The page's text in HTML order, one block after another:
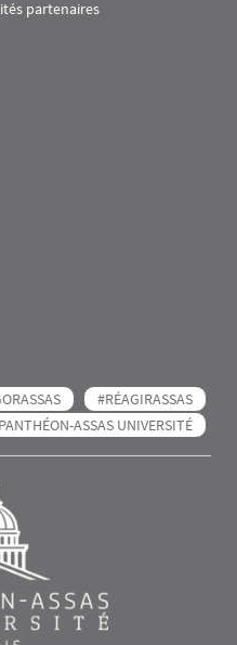
partenaires
#RÉAGIRASSAS
ASSAS UNIVERSITÉ